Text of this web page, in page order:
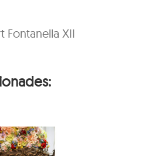
Fontanella XII